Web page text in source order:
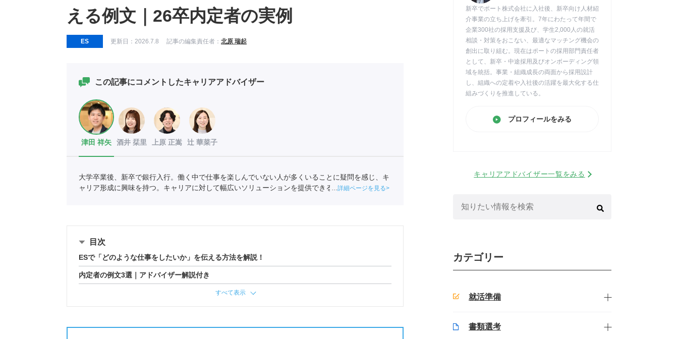
える例文｜26卒内定者の実例
ES 更新日： 2026.7.8 記事の編集責任者： 北原 瑞起
この記事にコメントしたキャリアアドバイザー
津田 祥矢 酒井 栞里 上原 正嵩 辻 華菜子
大学卒業後、新卒で銀行入行。働く中で仕事を楽しんでいない人が多くいることに疑問を感じ、キ
ャリア形成に興味を持つ。キャリアに対して幅広いソリューションを提供できるポートに入社し、
詳細ページを見る
目次
ESで「どのような仕事をしたいか」を伝える方法を解説！
内定者の例文3選｜アドバイザー解説付き
すべて表示
新卒でポート株式会社に入社後、新卒向け人材紹
介事業の立ち上げを牽引。7年にわたって年間で
企業300社の採用支援及び、学生2,000人の就活
相談・対策をおこない、最適なマッチング機会の
創出に取り組む。現在はポートの採用部門責任者
として、新卒・中途採用及びオンボーディング領
域を統括。事業・組織成長の両面から採用設計
し、組織への定着や入社後の活躍を最大化する仕
組みづくりを推進している。
プロフィールをみる
キャリアアドバイザー一覧をみる
カテゴリー
就活準備
書類選考